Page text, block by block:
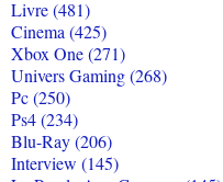
Livre (481)
Cinema (425)
Xbox One (271)
Univers Gaming (268)
Pc (250)
Ps4 (234)
Blu-Ray (206)
Interview (145)